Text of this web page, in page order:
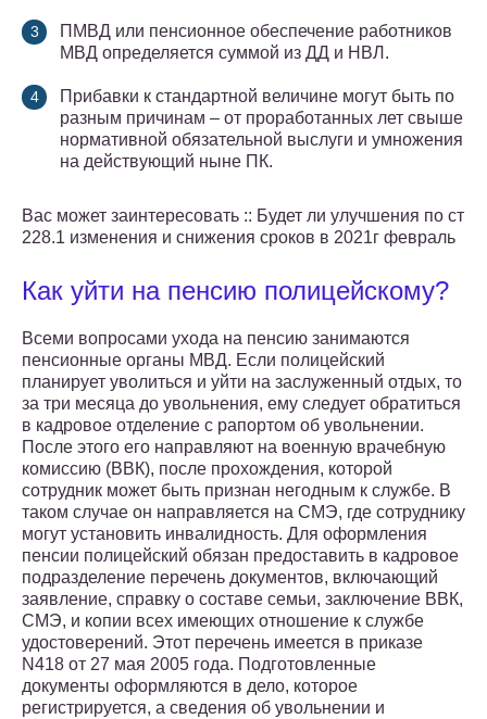
ПМВД или пенсионное обеспечение работников
МВД определяется суммой из ДД и НВЛ.
Прибавки к стандартной величине могут быть по
разным причинам – от проработанных лет свыше
нормативной обязательной выслуги и умножения
на действующий ныне ПК.
Вас может заинтересовать :: Будет ли улучшения по ст
228.1 изменения и снижения сроков в 2021г февраль
Как уйти на пенсию полицейскому?
Всеми вопросами ухода на пенсию занимаются
пенсионные органы МВД. Если полицейский
планирует уволиться и уйти на заслуженный отдых, то
за три месяца до увольнения, ему следует обратиться
в кадровое отделение с рапортом об увольнении.
После этого его направляют на военную врачебную
комиссию (ВВК), после прохождения, которой
сотрудник может быть признан негодным к службе. В
таком случае он направляется на СМЭ, где сотруднику
могут установить инвалидность. Для оформления
пенсии полицейский обязан предоставить в кадровое
подразделение перечень документов, включающий
заявление, справку о составе семьи, заключение ВВК,
СМЭ, и копии всех имеющих отношение к службе
удостоверений. Этот перечень имеется в приказе
N418 от 27 мая 2005 года. Подготовленные
документы оформляются в дело, которое
регистрируется, а сведения об увольнении и